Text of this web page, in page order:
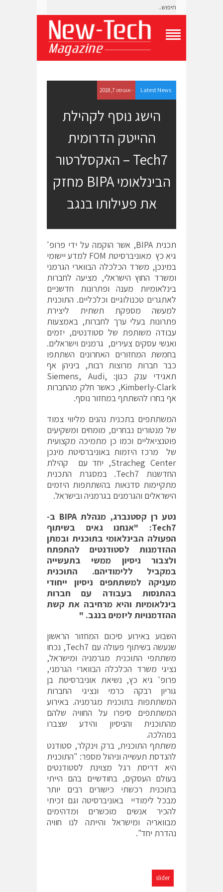
g
l
e
N
M
Latest News - אוגוסט 7, 2018
הישג נוסף לקהילת
ההייטק הדרומית
Tech7 – האקסלרטור
הבינלאומי BIPA מחזק
את פעילותו בנגב
תכנית BIPA, אשר הוקמה על ידי פרופ'
גיא כץ מאוניברסיטת FOM למדע יישומי
במינכן, משרד הכלכלה הבווארי הגרמני
ומשרד החוץ הישראלי, מציעה לחברות
בינלאומיות מענה ופתרונות חדשניים
לאתגרים טכנולוגיים וכלכליים. התוכנית
למעשה מספקת תשתית ליצירת
פתרונות בעלי ערך לחברות, באמצעות
עבודה משותפת של סטודנטים, יזמים
ואנשי עסקים צעירים, גרמנים וישראלים.
בחמשת המחזורים האחרונים השתתפו
כבר חברות מרוצות רבות, ביניהן אף
תאגידי ענק כגון: Siemens, Audi,
Kimberly-Clark, כאשר חלק מהחברות
אף בחרו להשתתף במחזור נוסף.
המשתתפים בתכנית נהנים מליווי צמוד
של מנטורים נבחרים, מומחים ומשקיעים
פוטנציאליים וכמו כן מתמיכה מקצועית
של מרכז היזמות באוניברסיטת מינכן
Stracheg Center, יחד עם קהילת
החדשנות Tech7. במסגרת התכנית
מתקיימות סדנאות בהשתתפות היזמים
הישראלים והגרמנים בגרמניה ובישראל.
נטע רן קסטנברג, מנהלתBIPA ב-
Tech7: "אנחנו גאים בשיתוף
הפעולה הבינלאומי בתוכנית ובמתן
ההזדמנות לסטודנטים להתפתח
ולצבור ניסיון ממשי בתעשייה
במקביל ללימודיהם. התוכנית
מעניקה למשתתפים ניסיון ייחודי
בהתנסות בעבודה עם חברות
בינלאומיות והיא מרחיבה את קשת
ההזדמנויות ליזמים בנגב. "
השבוע באירוע סיכום המחזור הראשון
שנעשה בשיתוף פעולה עם Tech7, נכחו
משתתפי התוכנית מגרמניה ומישראל,
נציגי משרד הכלכלה הבווארי הגרמני,
פרופ' גיא כץ, נשיאת אוניברסיטת בן
גוריון רבקה כרמי ונציגי החברות
המשתתפות בתוכנית מגרמניה. באירוע
המשתתפים סיפרו על החוויה שלהם
מהתוכנית והניסיון והידע שצברו
במהלכה.
משתתף התוכנית, ברק וינקלר, סטודנט
להנדסת תעשייה וניהול מספר: "התוכנית
היא דריסת רגל מצוינת לסטודנטים
בעולם העסקים, בחודשיים בהם הייתי
בתוכנית רכשתי כישורים רבים יותר
מבכל לימודיי באוניברסיטה וגם זכיתי
להכיר אנשים מוכשרים ומדהימים
מבוואריה ומישראל והייתה לנו חוויה
נהדרת יחד".
slider